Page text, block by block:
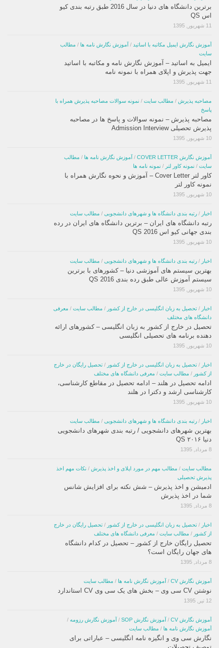
برترین دانشگاه های دنیا در سال 2016 طبق رتبه بندی کیو
اس QS
11 شهریور, 1395
آموزش نگارش ایمیل مکاتبه با اساتید / آموزش نگارش نامه ها / مطالب
سایت
ایمیل به اساتید – آموزش نگارش نامه و مکاتبه با اساتید
جهت پذیرش و اپلای همراه با نمونه نامه
11 شهریور, 1395
مصاحبه پذیرش / مطالب سایت / نمونه سوالات مصاحبه پذیرش همراه با
پاسخ
مصاحبه پذیرش – نمونه سوالات و پاسخ ها در مصاحبه
پذیرش تحصیلی Admission Interview
10 شهریور, 1395
آموزش نگارش COVER LETTER / آموزش نگارش نامه ها / مطالب
سایت / نمونه کاور لتر / نمونه نامه ها
کاور لتر Cover Letter – آموزش و نحوه نگارش همراه با
نمونه کاور لتر
10 شهریور, 1395
اخبار / رتبه بندی دانشگاه ها و شهرهای دانشجویی / مطالب سایت
رتبه دانشگاه های ایران – برترین دانشگاه های ایران در رده
بندی جهانی کیو اس QS 2016
10 شهریور, 1395
اخبار / رتبه بندی دانشگاه ها و شهرهای دانشجویی / مطالب سایت
بهترین سیستم های آموزشی دنیا – کشورهای با برترین
سیستم آموزش عالی طبق رده بندی QS 2016
10 شهریور, 1395
اخبار / تحصیل به زبان انگلیسی در خارج از کشور / مطالب سایت / معرفی
دانشگاه های مختلف
تحصیل در خارج از کشور به زبان انگلیسی – کشورهای ارائه
دهنده برنامه های تحصیلی انگلیسی
10 شهریور, 1395
اخبار / تحصیل به زبان انگلیسی در خارج از کشور / تحصیل رایگان در خارج
از کشور / مطالب سایت / معرفی دانشگاه های مختلف
ادامه تحصیل در هلند – ادامه تحصیل در مقاطع کارشناسی،
کارشناسی ارشد و دکترا در هلند
10 شهریور, 1395
اخبار / رتبه بندی دانشگاه ها و شهرهای دانشجویی / مطالب سایت
بهترین شهرهای دانشجویی / رتبه بندی شهرهای دانشجویی
دنیا ۲۰۱۶ QS
8 مرداد, 1395
مطالب سایت / مطالب مهم در مورد اپلای و اخذ پذیرش / نکات مهم اخذ
پذیرش تحصیلی
ادمیشن و اخذ پذیرش – شش نکته برای افزایش شانس
شما در اخذ پذیرش
8 مرداد, 1395
اخبار / تحصیل به زبان انگلیسی در خارج از کشور / تحصیل رایگان در خارج
از کشور / مطالب سایت / معرفی دانشگاه های مختلف
تحصیل رایگان خارج از کشور – تحصیل در کدام دانشگاه
های جهان رایگان است؟
8 مرداد, 1395
آموزش نگارش CV / آموزش نگارش نامه ها / مطالب سایت
نوشتن CV سی وی – بخش های یک سی وی CV استاندارد
12 تیر, 1395
آموزش نگارش CV / آموزش نگارش SOP / آموزش نگارش رزومه /
آموزش نگارش نامه ها / مطالب سایت
نگارش سی وی و انگیزه نامه انگلیسی – عباراتی برای